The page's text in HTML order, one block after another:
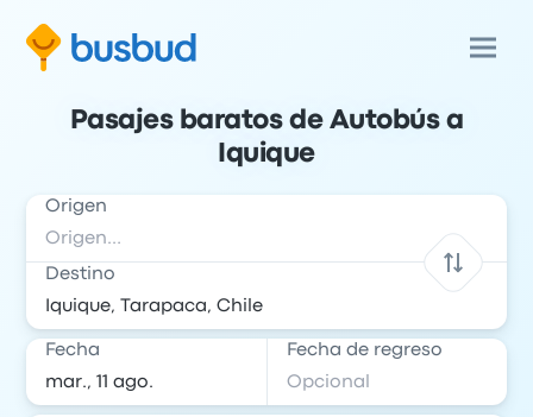
Pasajes baratos de Autobús a
Iquique
Origen
Destino
Fecha Fecha de regreso